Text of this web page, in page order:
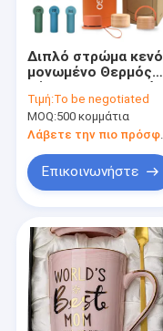
Διπλό στρώμα κενό
μονωμένο Θερμός
μπουκάλι ποτού
OEM ODM
Τιμή:To be negotiated
MOQ:500 κομμάτια
Λάβετε την πιο πρόσφατη τιμή
Επικοινωνήστε